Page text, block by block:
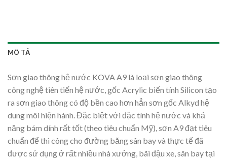
MÔ TẢ
Sơn giao thông hệ nước KOVA A9 là loại sơn giao thông
công nghệ tiên tiến hệ nước, gốc Acrylic biến tính Silicon tạo
ra sơn giao thông có độ bền cao hơn hẳn sơn gốc Alkyd hệ
dung môi hiện hành. Đặc biệt với đặc tính hệ nước và khả
năng bám dính rất tốt (theo tiêu chuẩn Mỹ), sơn A9 đạt tiêu
chuẩn để thi công cho đường băng sân bay và thực tế đã
được sử dụng ở rất nhiều nhà xưởng, bãi đậu xe, sân bay tại